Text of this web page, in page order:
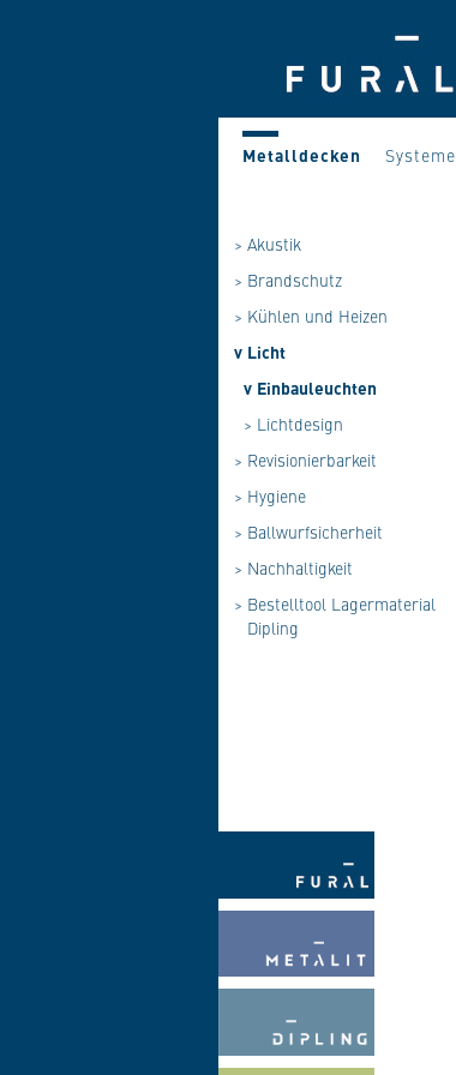
Metalldecken Systeme
> Akustik
> Brandschutz
> Kühlen und Heizen
v Licht
v Einbauleuchten
> Lichtdesign
> Revisionierbarkeit
> Hygiene
> Ballwurfsicherheit
> Nachhaltigkeit
> Bestelltool Lagermaterial
Dipling